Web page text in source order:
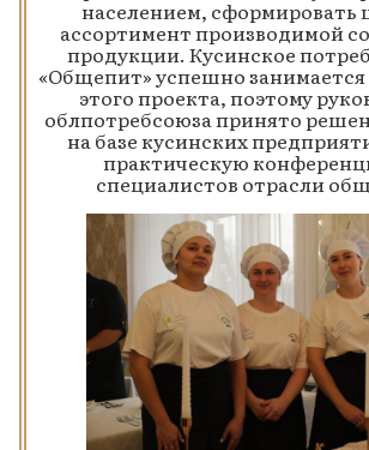
населением,
ассортимент производимой
продукции. Кусинское
«Общепит» успешно
этого проекта, поэтому
облпотребсоюза принято
на базе кусинских
практическую
специалистов отрасли